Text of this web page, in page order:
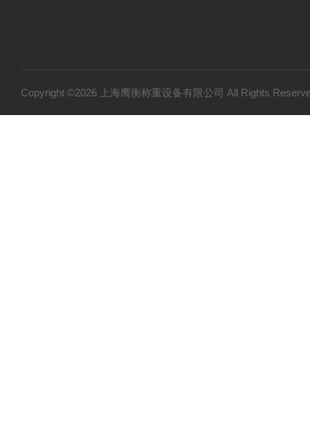
Copyright ©2026 上海鹰衡称重设备有限公司 All Rights